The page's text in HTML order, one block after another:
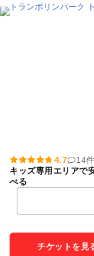
4.7
14件
キッズ専用エリアで
べる
チケットを見